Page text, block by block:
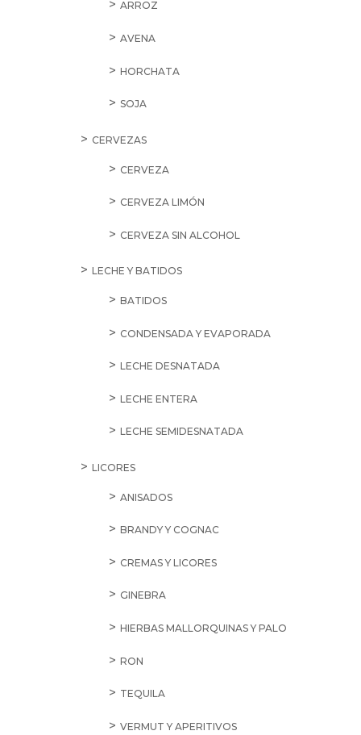
ARROZ
AVENA
HORCHATA
SOJA
CERVEZAS
CERVEZA
CERVEZA LIMÓN
CERVEZA SIN ALCOHOL
LECHE Y BATIDOS
BATIDOS
CONDENSADA Y EVAPORADA
LECHE DESNATADA
LECHE ENTERA
LECHE SEMIDESNATADA
LICORES
ANISADOS
BRANDY Y COGNAC
CREMAS Y LICORES
GINEBRA
HIERBAS MALLORQUINAS Y PALO
RON
TEQUILA
VERMUT Y APERITIVOS